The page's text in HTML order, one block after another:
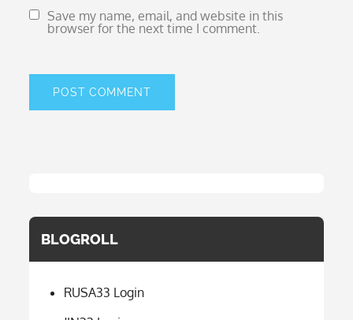
Save my name, email, and website in this
browser for the next time I comment.
BLOGROLL
RUSA33 Login